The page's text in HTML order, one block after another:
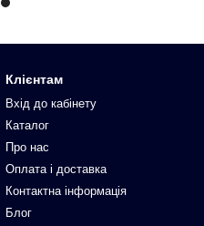
Клієнтам
Вхід до кабінету
Каталог
Про нас
Оплата і доставка
Контактна інформація
Блог